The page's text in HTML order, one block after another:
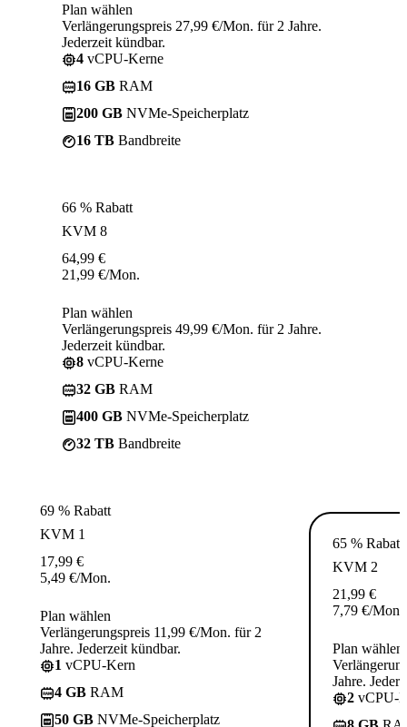
Plan wählen
Verlängerungspreis 27,99 €/Mon. für 2 Jahre.
Jederzeit kündbar.
4 vCPU-Kerne
16 GB RAM
200 GB NVMe-Speicherplatz
16 TB Bandbreite
66 % Rabatt
KVM 8
64,99 €
21,99 €/Mon.
Plan wählen
Verlängerungspreis 49,99 €/Mon. für 2 Jahre.
Jederzeit kündbar.
8 vCPU-Kerne
32 GB RAM
400 GB NVMe-Speicherplatz
32 TB Bandbreite
69 % Rabatt
KVM 1
17,99 €
5,49 €/Mon.
Plan wählen
Verlängerungspreis 11,99 €/Mon. für 2
Jahre. Jederzeit kündbar.
1 vCPU-Kern
4 GB RAM
50 GB NVMe-Speicherplatz
65 % Rabatt
KVM 2
21,99 €
7,79 €/Mon.
Plan wählen
Jahre.
2 vCPU-